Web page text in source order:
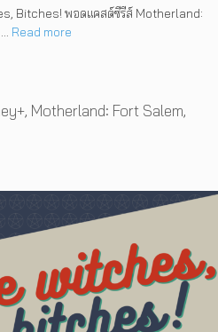
Bitches! พอดแคสต์ซีรีส์ Motherland:
Read more
, Motherland: Fort Salem,